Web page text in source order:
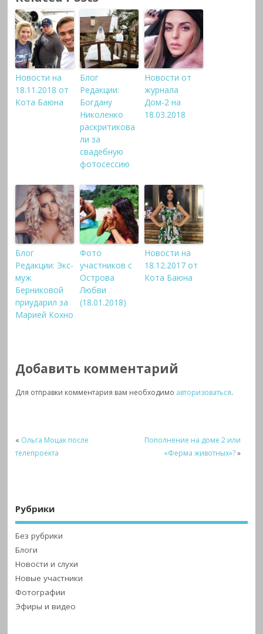
Новости на
18.11.2018 от
Кота Баюна
Блог
Редакции:
Богдану
Николенко
раскритикова
ли за
свадебную
фотосессию
Новости от
журнала
Дом-2 на
18.03.2018
Блог
Редакции: Экс-
муж
Берниковой
приударил за
Марией Кохно
Фото
участников с
Острова
Любви
(18.01.2018)
Новости на
18.12.2017 от
Кота Баюна
Добавить комментарий
Для отправки комментария вам необходимо авторизоваться.
« Ольга Моцак после
телепроекта
Пополнение на доме 2 или
«Ферма животных»?»
Рубрики
Без рубрики
Блоги
Новости и слухи
Новые участники
Фотографии
Эфиры и видео